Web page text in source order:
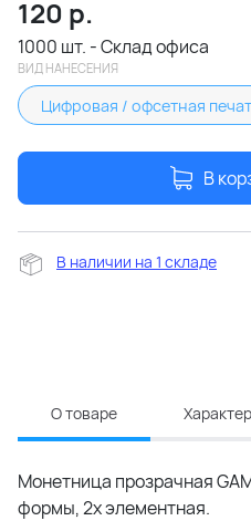
120 р.
1000 шт. - Склад офиса
ВИД НАНЕСЕНИЯ
Цифровая / офсетная
В
В наличии на 1 складе
О товаре
Монетница прозрачная
формы, 2х элементная.